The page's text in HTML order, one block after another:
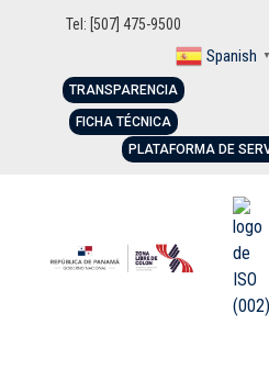
Tel: [507] 475-9500
Spanish ▼
TRANSPARENCIA
FICHA TÉCNICA
PLATAFORMA DE